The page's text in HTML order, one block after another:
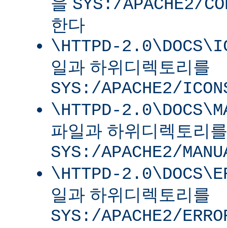
SYS:/APACHE2/
한다
\HTTPD-
일과 하위디렉토리를
SYS:/APACHE2/
\HTTPD-
파일과 하위디렉토리를
SYS:/APACHE2/
\HTTPD-
일과 하위디렉토리를
SYS:/APACHE2/